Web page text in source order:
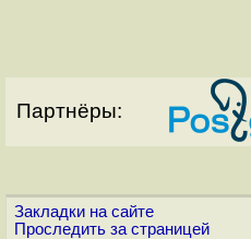
Партнёры:
Закладки на сайте
Проследить за страницей